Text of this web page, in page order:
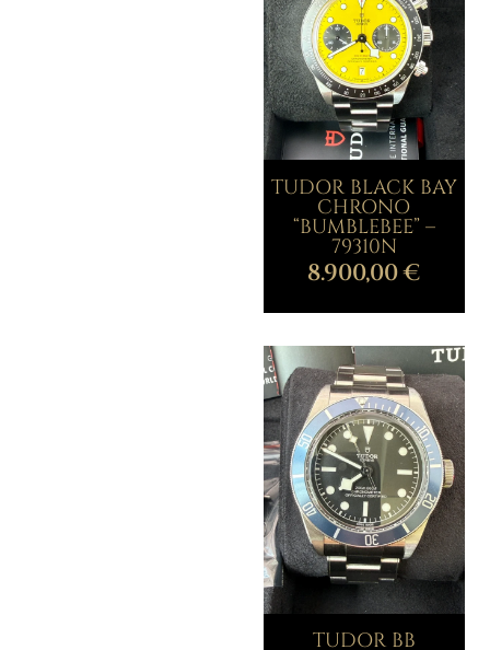
TUDOR BLACK BAY
CHRONO
“BUMBLEBEE” –
79310N
8.900,00€
TUDOR BB